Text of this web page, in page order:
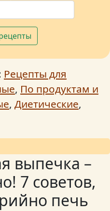
Рецепты для
, По продуктам и
, Диетические,
выпечка –
7 советов,
печь